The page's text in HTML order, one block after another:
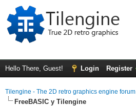
Hello There, Guest! Login Register
Tilengine - The 2D retro graphics engine forum
FreeBASIC y Tilengine